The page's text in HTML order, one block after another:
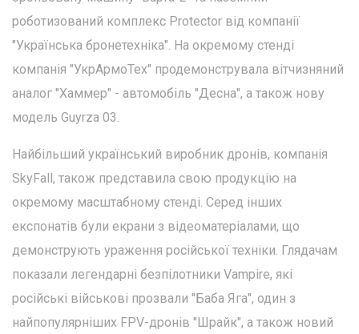
роботизований комплекс Protector від компанії
"Українська бронетехніка". На окремому стенді
компанія "УкрАрмоТех" продемонструвала вітчизняний
аналог "Хаммер" - автомобіль "Десна", а також нову
модель Guyrza 03.
Найбільший український виробник дронів, компанія
SkyFall, також представила свою продукцію на
окремому масштабному стенді. Серед інших
експонатів були екрани з відеоматеріалами, що
демонструють ураження російської техніки. Глядачам
показали легендарні безпілотники Vampire, які
російські військові прозвали "Баба Яга", один з
найпопулярніших FPV-дронів "Шрайк", а також новий